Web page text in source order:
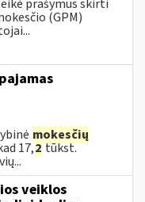
prašymus skirti
(GPM)
mokesčių
17,2tūkst.
veiklos